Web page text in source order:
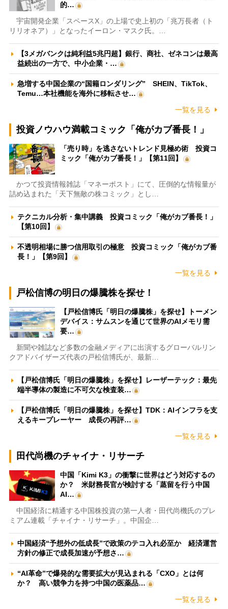
的…
宇宙開発企業「スペースX」の上場で史上初の「兆万長者（ト
リリオネア）」となったイーロン・マスク氏。…
【3メガバンクは純利益5兆円超】銀行、商社、ゼネコンは最高
益続出の一方で、中小企業・…
急増する中国企業の“国籍ロンダリング” SHEIN、TikTok、
Temu…本社機能を海外に移転させ…
一覧を見る
投資ノウハウ満載コミック「俺がカブ番長！」
「売り時」を逃さないトレンド見極め術 投資コ
ミック「俺がカブ番長！」【第11回】
かつて投資情報雑誌「マネーポスト」にて、圧倒的な情報量が
詰め込まれた「天下無敵の株コミック」とし…
テクニカル分析・集中講義 投資コミック「俺がカブ番長！」
【第10回】
不透明相場に勝つ信用取引の極意 投資コミック「俺がカブ番
長！」【第9回】
一覧を見る
戸松信博の明日の爆騰株を探せ！
【戸松信博氏「明日の爆騰株」を探せ】トーメン
デバイス：サムスンを通じて世界のAIメモリ需
要…
新聞や雑誌など多数の金融メディアに出演するグローバルリン
クアドバイザーズ代表の戸松信博氏が、最新…
【戸松信博氏「明日の爆騰株」を探せ】レーザーテック：最先
端半導体の製造に不可欠な検査装…
【戸松信博氏「明日の爆騰株」を探せ】TDK：AIインフラを支
えるキープレーヤー 成長の再評…
一覧を見る
田代尚機のチャイナ・リサーチ
中国「Kimi K3」の衝撃に世界はどう対応するの
か？ 米財務長官が検討する「蒸留を行う中国
AI…
中国経済に精通する中国株投資の第一人者・田代尚機氏のプレ
ミアム連載「チャイナ・リサーチ」。中国企…
中国経済“予想外の低成長”で政策のテコ入れ必至か 経済運営
方針の修正で成長加速が予想さ…
“AI革命”で爆発的な需要拡大が見込まれる「CXO」とは何
か？ 高い競争力を持つ中国の医薬品…
一覧を見る